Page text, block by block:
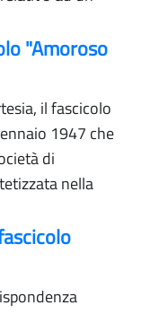
"Amoroso
il fascicolo
1947 che
di
nella